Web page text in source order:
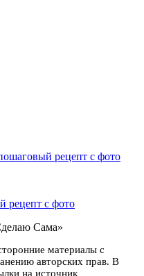
рецепт с фото
рецепт с фото
Сама»
материалы с
авторских прав. В
на источник